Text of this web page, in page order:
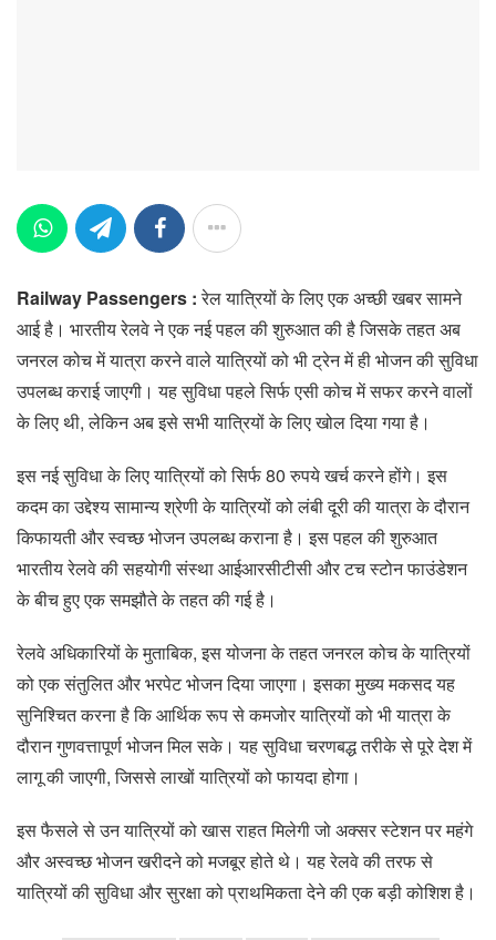
Railway Passengers :रेल यात्रियों के लिए एक अच्छी खबर सामने
आई है। भारतीय रेलवे ने एक नई पहल की शुरुआत की है जिसके तहत अब
जनरल कोच में यात्रा करने वाले यात्रियों को भी ट्रेन में ही भोजन की सुविधा
उपलब्ध कराई जाएगी। यह सुविधा पहले सिर्फ एसी कोच में सफर करने वालों
के लिए थी, लेकिन अब इसे सभी यात्रियों के लिए खोल दिया गया है।
इस नई सुविधा के लिए यात्रियों को सिर्फ 80 रुपये खर्च करने होंगे। इस
कदम का उद्देश्य सामान्य श्रेणी के यात्रियों को लंबी दूरी की यात्रा के दौरान
किफायती और स्वच्छ भोजन उपलब्ध कराना है। इस पहल की शुरुआत
भारतीय रेलवे की सहयोगी संस्था आईआरसीटीसी और टच स्टोन फाउंडेशन
के बीच हुए एक समझौते के तहत की गई है।
रेलवे अधिकारियों के मुताबिक, इस योजना के तहत जनरल कोच के यात्रियों
को एक संतुलित और भरपेट भोजन दिया जाएगा। इसका मुख्य मकसद यह
सुनिश्चित करना है कि आर्थिक रूप से कमजोर यात्रियों को भी यात्रा के
दौरान गुणवत्तापूर्ण भोजन मिल सके। यह सुविधा चरणबद्ध तरीके से पूरे देश में
लागू की जाएगी, जिससे लाखों यात्रियों को फायदा होगा।
इस फैसले से उन यात्रियों को खास राहत मिलेगी जो अक्सर स्टेशन पर महंगे
और अस्वच्छ भोजन खरीदने को मजबूर होते थे। यह रेलवे की तरफ से
यात्रियों की सुविधा और सुरक्षा को प्राथमिकता देने की एक बड़ी कोशिश है।